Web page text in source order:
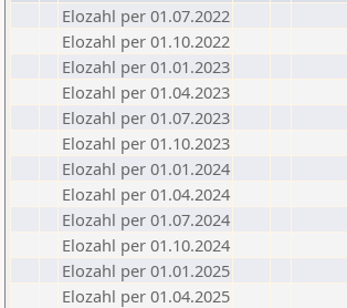
Elozahl per 01.07.2022
Elozahl per 01.10.2022
Elozahl per 01.01.2023
Elozahl per 01.04.2023
Elozahl per 01.07.2023
Elozahl per 01.10.2023
Elozahl per 01.01.2024
Elozahl per 01.04.2024
Elozahl per 01.07.2024
Elozahl per 01.10.2024
Elozahl per 01.01.2025
Elozahl per 01.04.2025